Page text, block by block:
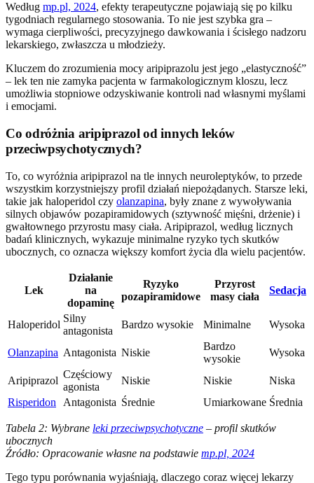
Według mp.pl, 2024, efekty terapeutyczne pojawiają się po kilku
tygodniach regularnego stosowania. To nie jest szybka gra –
wymaga cierpliwości, precyzyjnego dawkowania i ścisłego nadzoru
lekarskiego, zwłaszcza u młodzieży.
Kluczem do zrozumienia mocy aripiprazolu jest jego „elastyczność”
– lek ten nie zamyka pacjenta w farmakologicznym kloszu, lecz
umożliwia stopniowe odzyskiwanie kontroli nad własnymi myślami
i emocjami.
Co odróżnia aripiprazol od innych leków
przeciwpsychotycznych?
To, co wyróżnia aripiprazol na tle innych neuroleptyków, to przede
wszystkim korzystniejszy profil działań niepożądanych. Starsze leki,
takie jak haloperidol czy olanzapina, były znane z wywoływania
silnych objawów pozapiramidowych (sztywność mięśni, drżenie) i
gwałtownego przyrostu masy ciała. Aripiprazol, według licznych
badań klinicznych, wykazuje minimalne ryzyko tych skutków
ubocznych, co oznacza większy komfort życia dla wielu pacjentów.
Lek
Działanie
na
dopaminę
Ryzyko
pozapiramidowe
Przyrost
masy ciała
Sedacja
Haloperidol
Silny
antagonista
Bardzo wysokie Minimalne Wysoka
Olanzapina Antagonista Niskie
Bardzo
wysokie
Wysoka
Aripiprazol
Częściowy
agonista
Niskie Niskie
Niska
Risperidon
Antagonista Średnie Umiarkowane Średnia
Tabela 2: Wybrane leki przeciwpsychotyczne – profil skutków
ubocznych
Źródło: Opracowanie własne na podstawie mp.pl, 2024
Tego typu porównania wyjaśniają, dlaczego coraz więcej lekarzy